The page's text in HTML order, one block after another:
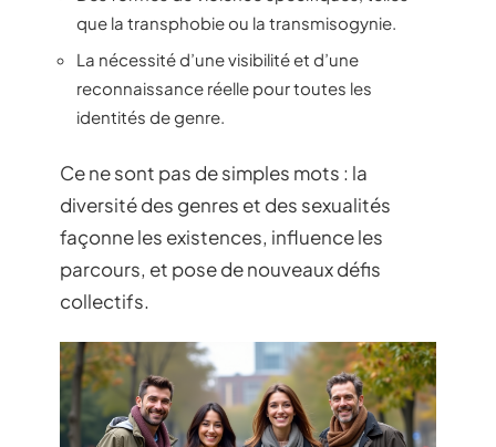
que la transphobie ou la transmisogynie.
La nécessité d’une visibilité et d’une
reconnaissance réelle pour toutes les
identités de genre.
Ce ne sont pas de simples mots : la
diversité des genres et des sexualités
façonne les existences, influence les
parcours, et pose de nouveaux défis
collectifs.